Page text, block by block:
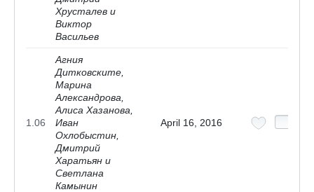
Хрусталев и
Виктор
Васильев
1.06
Агния
Дитковските,
Марина
Александрова,
Алиса Хазанова,
Иван
Охлобыстин,
Дмитрий
Харатьян и
Светлана
Камынин
April 16, 2016